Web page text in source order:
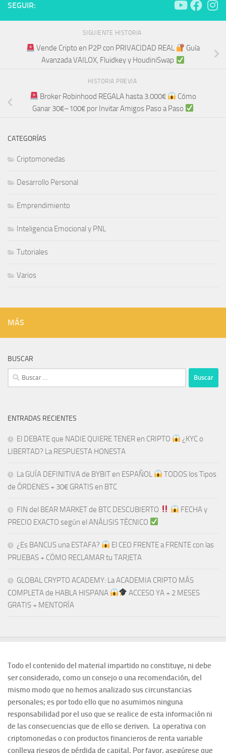
SEGUIR:
SIGUIENTE HISTORIA
Vende Cripto en P2P con PRIVACIDAD REAL
Guía
Avanzada VAILOX, Fluidkey y HoudiniSwap
HISTORIA PREVIA
Broker Robinhood REGALA hasta 3.000€
Cómo
Ganar 30€–100€ por Invitar Amigos Paso a Paso
CATEGORÍAS
Criptomonedas
Desarrollo Personal
Emprendimiento
Inteligencia Emocional y PNL
Tutoriales
Varios
MÁS
BUSCAR
Buscar:
ENTRADAS RECIENTES
El DEBATE que NADIE QUIERE TENER en CRIPTO
¿KYC o
LIBERTAD? La RESPUESTA HONESTA
La GUÍA DEFINITIVA de BYBIT en ESPAÑOL
TODOS los Tipos
de ÓRDENES + 30€ GRATIS en BTC
FIN del BEAR MARKET de BTC DESCUBIERTO
FECHA y
PRECIO EXACTO según el ANÁLISIS TÉCNICO
¿Es BANCUS una ESTAFA?
El CEO FRENTE a FRENTE con las
PRUEBAS + CÓMO RECLAMAR tu TARJETA
GLOBAL CRYPTO ACADEMY: La ACADEMIA CRIPTO MÁS
COMPLETA de HABLA HISPANA
ACCESO YA + 2 MESES
GRATIS + MENTORÍA
Todo el contenido del material impartido no constituye, ni debe
ser considerado, como un consejo o una recomendación, del
mismo modo que no hemos analizado sus circunstancias
personales; es por todo ello que no asumimos ninguna
responsabilidad por el uso que se realice de esta información ni
de las consecuencias que de ello se deriven. La operativa con
criptomonedas o con productos financieros de renta variable
conlleva riesgos de pérdida de capital. Por favor, asegúrese que